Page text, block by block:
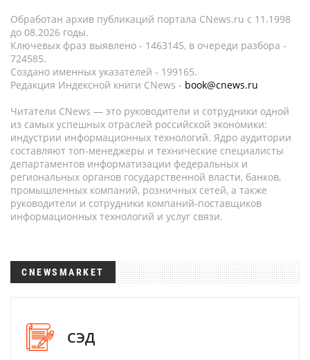
Обработан архив публикаций портала CNews.ru c 11.1998
до 08.2026 годы.
Ключевых фраз выявлено - 1463145, в очереди разбора -
724585.
Создано именных указателей - 199165.
Редакция Индексной книги CNews - book@cnews.ru
Читатели CNews — это руководители и сотрудники одной
из самых успешных отраслей российской экономики:
индустрии информационных технологий. Ядро аудитории
составляют топ-менеджеры и технические специалисты
департаментов информатизации федеральных и
региональных органов государственной власти, банков,
промышленных компаний, розничных сетей, а также
руководители и сотрудники компаний-поставщиков
информационных технологий и услуг связи.
CNEWSMARKET
СЭД